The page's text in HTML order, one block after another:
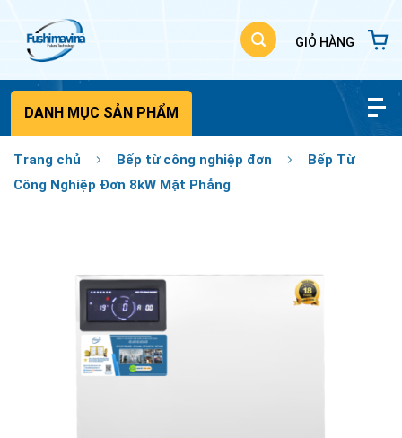
DANH MỤC SẢN PHẨM
Trang chủ Bếp từ công nghiệp đơn
Bếp Từ
Công Nghiệp Đơn 8kW Mặt Phẳng